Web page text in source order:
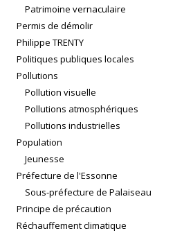
Patrimoine vernaculaire
Permis de démolir
Philippe TRENTY
Politiques publiques locales
Pollutions
Pollution visuelle
Pollutions atmosphériques
Pollutions industrielles
Population
Jeunesse
Préfecture de l'Essonne
Sous-préfecture de Palaiseau
Principe de précaution
Réchauffement climatique